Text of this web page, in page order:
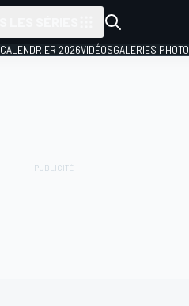
CALENDRIER 2026VIDÉOSGALERIES PHOTO